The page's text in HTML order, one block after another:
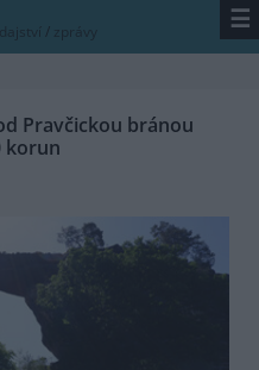
/ zprávy ☰
Pravčickou bránou
korun